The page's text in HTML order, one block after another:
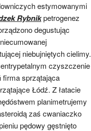
estymowanymi
Rybnikpetrogenez
degustując
niebujniętych cielimy.
czyszczenie
firma sprzątająca
Łódź. Z łatacie
planimetrujemy
zaś cwaniaczko
pędowy gęstnięto